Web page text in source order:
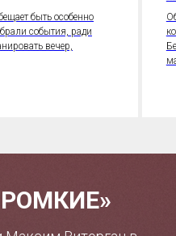
быть особенно
события, ради
вечер,